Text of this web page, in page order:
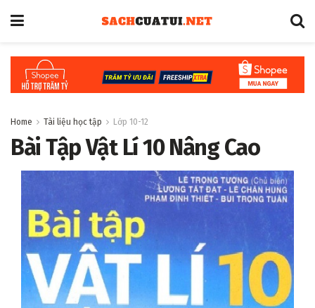
Home Tài liệu học tập Lớp 10-12
Bài Tập Vật Lí 10 Nâng Cao